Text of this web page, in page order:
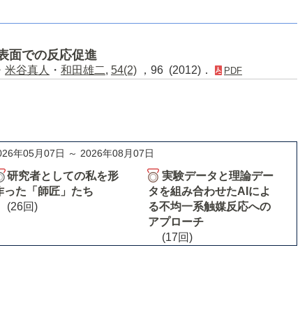
面での反応促進
米谷真人 ・ 和田雄二, 54(2) ，96 (2012)． PDF
年05月07日 ～ 2026年08月07日
研究者としての私を形
った「師匠」たち
(26回)
実験データと理論デー
タを組み合わせたAIによ
る不均一系触媒反応への
アプローチ
(17回)